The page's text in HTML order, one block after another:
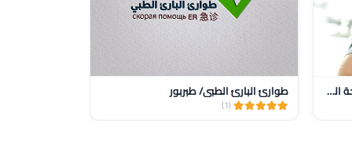
عيادة الدكتور محمد حواري لطب وجراحة العيون طوارئ البارئ الطبي/ طبربور
(1)